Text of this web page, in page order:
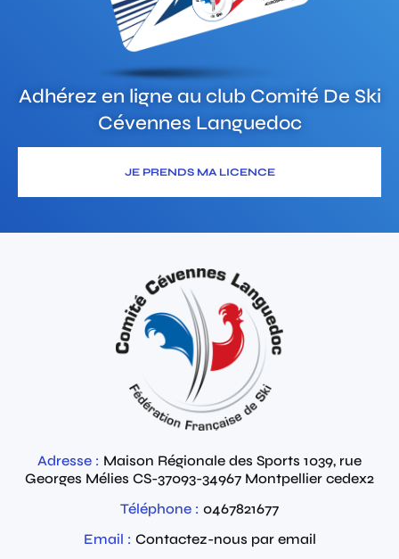
Adhérez en ligne au club Comité De Ski
Cévennes Languedoc
JE PRENDS MA LICENCE
Adresse : Maison Régionale des Sports 1039, rue
Georges Mélies CS-37093-34967 Montpellier cedex2
Téléphone : 0467821677
Email : Contactez-nous par email